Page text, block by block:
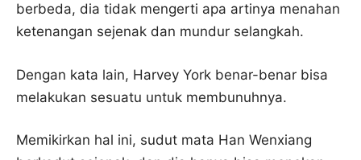
berbeda, dia tidak mengerti apa artinya menahan
ketenangan sejenak dan mundur selangkah.
Dengan kata lain, Harvey York benar-benar bisa
melakukan sesuatu untuk membunuhnya.
Memikirkan hal ini, sudut mata Han Wenxiang